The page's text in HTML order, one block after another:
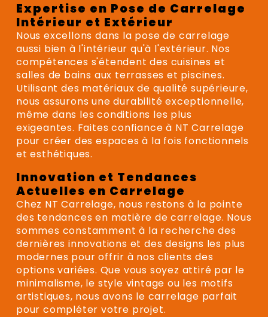
Expertise en Pose de Carrelage
Intérieur et Extérieur
Nous excellons dans la pose de carrelage
aussi bien à l'intérieur qu'à l'extérieur. Nos
compétences s'étendent des cuisines et
salles de bains aux terrasses et piscines.
Utilisant des matériaux de qualité supérieure,
nous assurons une durabilité exceptionnelle,
même dans les conditions les plus
exigeantes. Faites confiance à NT Carrelage
pour créer des espaces à la fois fonctionnels
et esthétiques.
Innovation et Tendances
Actuelles en Carrelage
Chez NT Carrelage, nous restons à la pointe
des tendances en matière de carrelage. Nous
sommes constamment à la recherche des
dernières innovations et des designs les plus
modernes pour offrir à nos clients des
options variées. Que vous soyez attiré par le
minimalisme, le style vintage ou les motifs
artistiques, nous avons le carrelage parfait
pour compléter votre projet.